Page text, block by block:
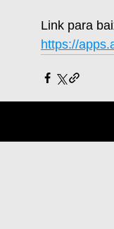
Link para
https://